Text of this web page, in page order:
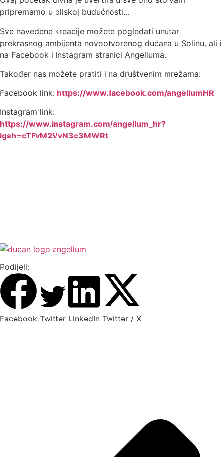
pripremamo u bliskoj budućnosti…
Sve navedene kreacije možete pogledati unutar
prekrasnog ambijenta novootvorenog dućana u Solinu, ali i
na Facebook i Instagram stranici Angelluma.
Također nas možete pratiti i na društvenim mrežama:
Facebook link: https://www.facebook.com/angellumHR
Instagram link:
https://www.instagram.com/angellum_hr?
igsh=cTFvM2VvN3c3MWRt
Podijeli:
Facebook Twitter LinkedIn Twitter / X